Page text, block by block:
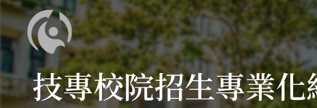
技專校院招生專業